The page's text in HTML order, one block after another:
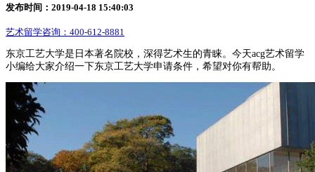
发布时间：2019-04-18 15:40:03
艺术留学咨询： 400-612-8881
东京工艺大学是日本著名院校，深得艺术生的青睐。今天acg艺术留学
小编给大家介绍一下东京工艺大学申请条件，希望对你有帮助。